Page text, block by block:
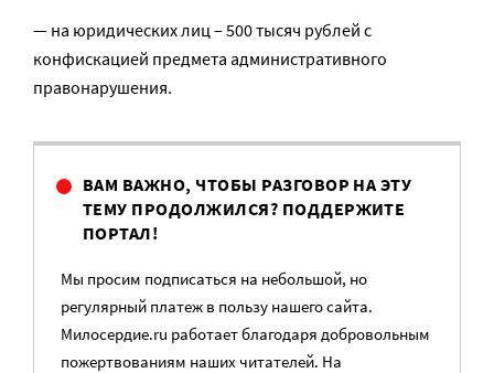
— на юридических лиц – 500 тысяч рублей с
конфискацией предмета административного
правонарушения.
ВАМ ВАЖНО, ЧТОБЫ РАЗГОВОР НА ЭТУ
ТЕМУ ПРОДОЛЖИЛСЯ? ПОДДЕРЖИТЕ
ПОРТАЛ!
Мы просим подписаться на небольшой, но
регулярный платеж в пользу нашего сайта.
Милосердие.ru работает благодаря добровольным
пожертвованиям наших читателей. На